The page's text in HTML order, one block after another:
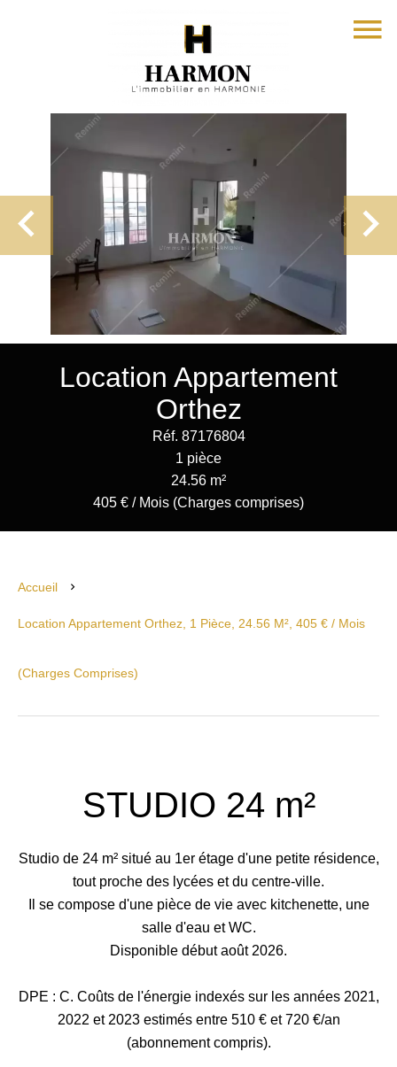
Location Appartement
Orthez
Réf. 87176804
1 pièce
24.56 m²
405 € / Mois (Charges comprises)
Accueil
Location Appartement Orthez, 1 Pièce, 24.56 M², 405 € / Mois
(Charges Comprises)
STUDIO 24 m²
Studio de 24 m² situé au 1er étage d'une petite résidence,
tout proche des lycées et du centre-ville.
Il se compose d'une pièce de vie avec kitchenette, une
salle d'eau et WC.
Disponible début août 2026.
DPE : C. Coûts de l'énergie indexés sur les années 2021,
2022 et 2023 estimés entre 510 € et 720 €/an
(abonnement compris).